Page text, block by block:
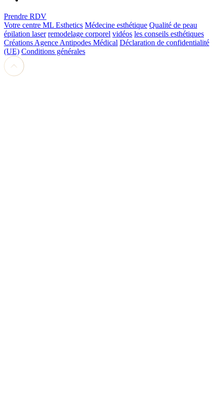
Prendre RDV
Votre centre ML Esthetics Médecine esthétique Qualité de peau
épilation laser remodelage corporel vidéos les conseils esthétiques
Créations Agence Antipodes Médical Déclaration de confidentialité
(UE) Conditions générales